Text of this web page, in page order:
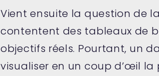
Vient ensuite la question de
contentent des tableaux de
objectifs réels. Pourtant, un
visualiser en un coup d’œil la